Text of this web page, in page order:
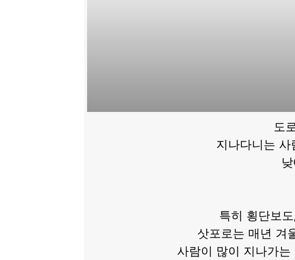
도
지나다니는
특히 횡단보
삿포로는 매년 겨
사람이 많이 지나가